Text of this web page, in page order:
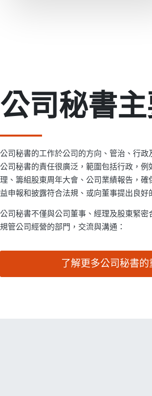
公司秘書
公司秘書的工作於公司的方向、管治、行政
公司秘書的責任很廣泛，範圍包括行政，
理、籌組股東周年大會、公司業績報告，確
益申報和披露符合法規、或向董事提出良好
公司秘書不僅與公司董事、經理及股東緊密
規管公司經營的部門，交流與溝通：
了解更多公司秘書的